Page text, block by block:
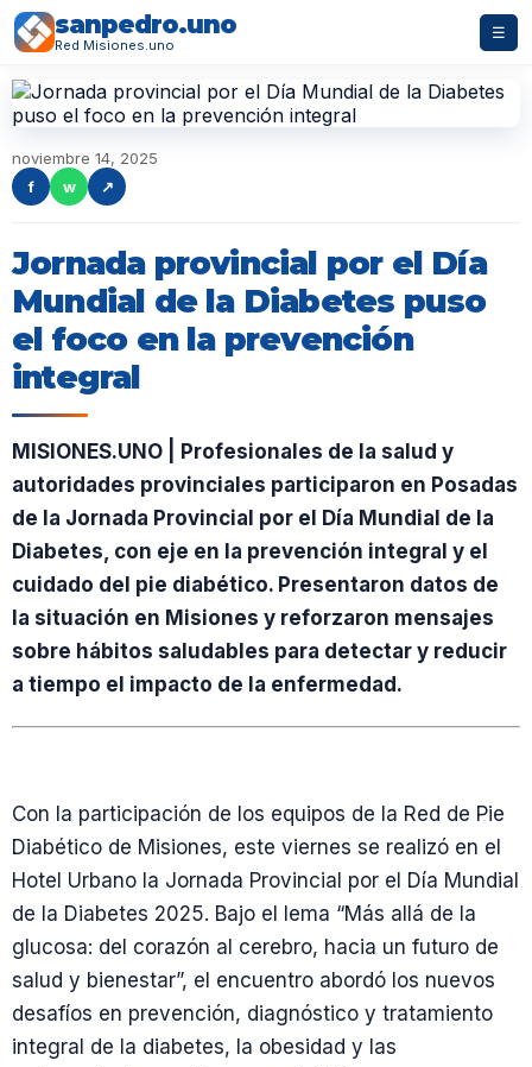
sanpedro.uno
Red Misiones.uno
☰
noviembre 14, 2025
f
w ↗
Jornada provincial por el Día
Mundial de la Diabetes puso
el foco en la prevención
integral
MISIONES.UNO | Profesionales de la salud y
autoridades provinciales participaron en Posadas
de la Jornada Provincial por el Día Mundial de la
Diabetes, con eje en la prevención integral y el
cuidado del pie diabético. Presentaron datos de
la situación en Misiones y reforzaron mensajes
sobre hábitos saludables para detectar y reducir
a tiempo el impacto de la enfermedad.
Con la participación de los equipos de la Red de Pie
Diabético de Misiones, este viernes se realizó en el
Hotel Urbano la Jornada Provincial por el Día Mundial
de la Diabetes 2025. Bajo el lema “Más allá de la
glucosa: del corazón al cerebro, hacia un futuro de
salud y bienestar”, el encuentro abordó los nuevos
desafíos en prevención, diagnóstico y tratamiento
integral de la diabetes, la obesidad y las